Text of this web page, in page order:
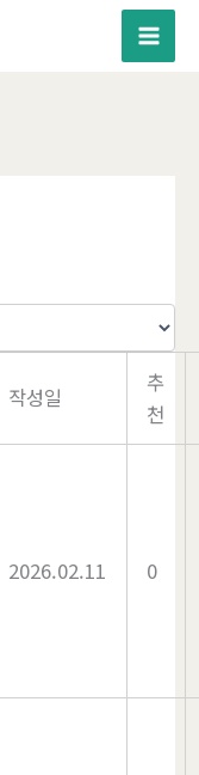
작성일
추
천
2026.02.11 0